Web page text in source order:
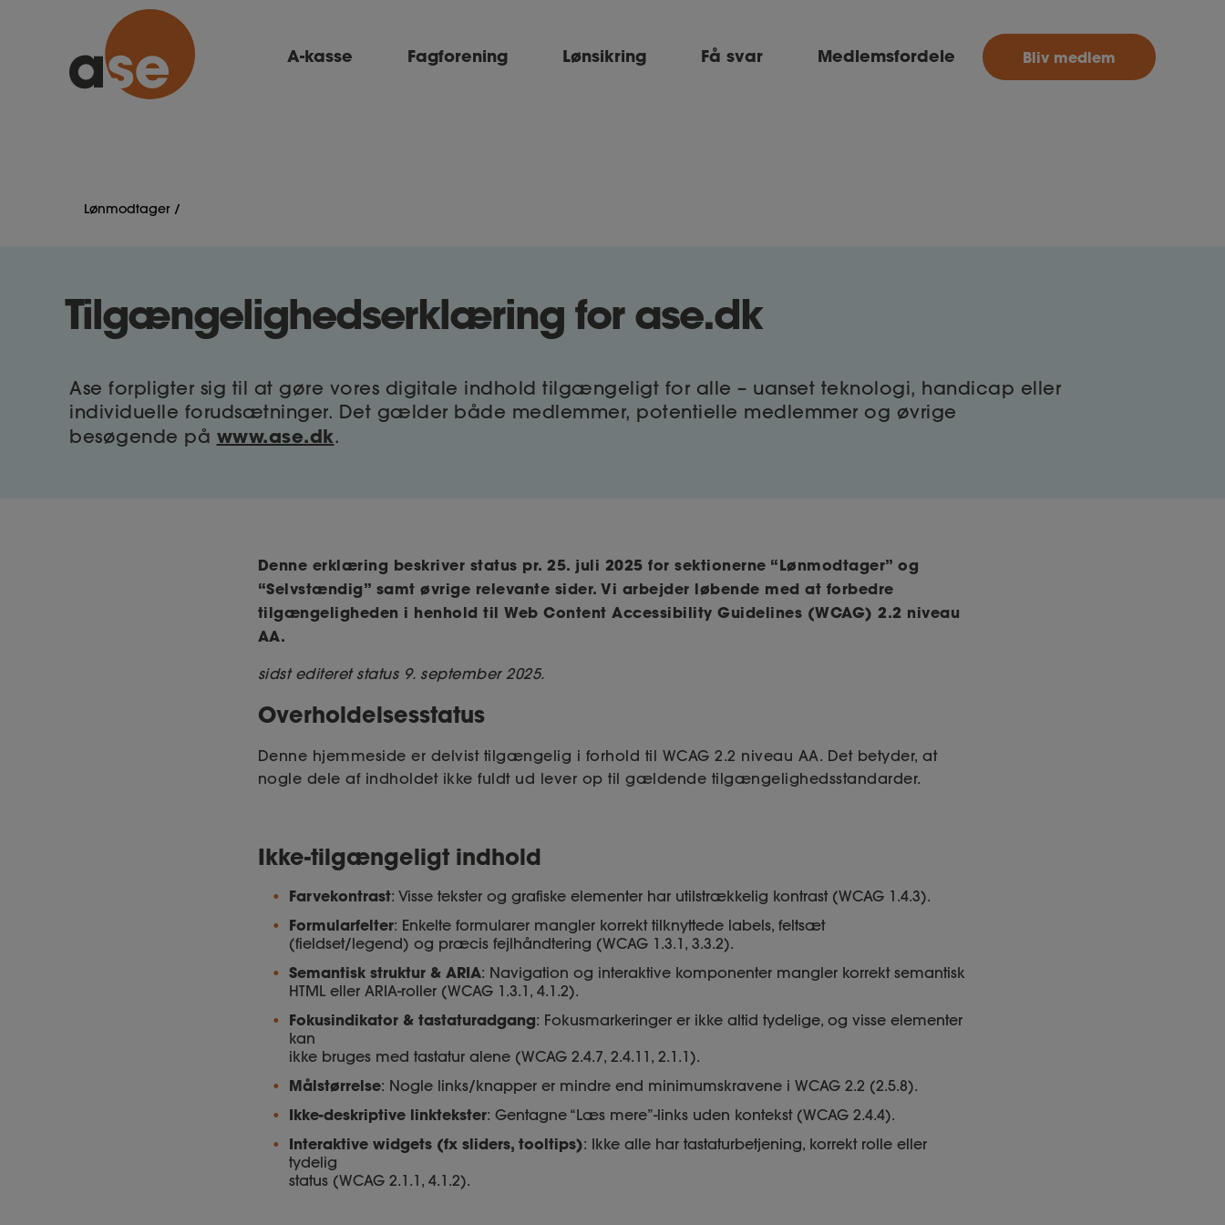
Ase
A-kasse Fagforening Lønsikring Få svar Medlemsfordele Bliv medlem
Lønmodtager
Tilgængelighedserklæring for ase.dk
Ase forpligter sig til at gøre vores digitale indhold tilgængeligt for alle – uanset teknologi, handicap eller
individuelle forudsætninger. Det gælder både medlemmer, potentielle medlemmer og øvrige
besøgende på www.ase.dk.
Denne erklæring beskriver status pr. 25. juli 2025 for sektionerne “Lønmodtager” og
“Selvstændig” samt øvrige relevante sider. Vi arbejder løbende med at forbedre
tilgængeligheden i henhold til Web Content Accessibility Guidelines (WCAG) 2.2 niveau
AA.
sidst editeret status 9. september 2025.
Overholdelsesstatus
Denne hjemmeside er delvist tilgængelig i forhold til WCAG 2.2 niveau AA. Det betyder, at
nogle dele af indholdet ikke fuldt ud lever op til gældende tilgængelighedsstandarder.
Ikke-tilgængeligt indhold
Farvekontrast: Visse tekster og grafiske elementer har utilstrækkelig kontrast (WCAG 1.4.3).
Formularfelter: Enkelte formularer mangler korrekt tilknyttede labels, feltsæt
(fieldset/legend) og præcis fejlhåndtering (WCAG 1.3.1, 3.3.2).
Semantisk struktur & ARIA: Navigation og interaktive komponenter mangler korrekt semantisk
HTML eller ARIA-roller (WCAG 1.3.1, 4.1.2).
Fokusindikator & tastaturadgang: Fokusmarkeringer er ikke altid tydelige, og visse elementer
kan
ikke bruges med tastatur alene (WCAG 2.4.7, 2.4.11, 2.1.1).
Målstørrelse: Nogle links/knapper er mindre end minimumskravene i WCAG 2.2 (2.5.8).
Ikke-deskriptive linktekster: Gentagne “Læs mere”-links uden kontekst (WCAG 2.4.4).
Interaktive widgets (fx sliders, tooltips): Ikke alle har tastaturbetjening, korrekt rolle eller
tydelig
status (WCAG 2.1.1, 4.1.2).